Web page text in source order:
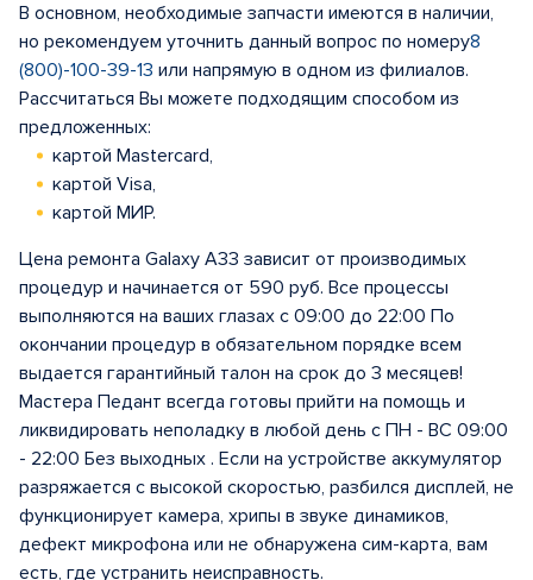
В основном, необходимые запчасти имеются в наличии,
но рекомендуем уточнить данный вопрос по номеру8
(800)-100-39-13 или напрямую в одном из филиалов.
Рассчитаться Вы можете подходящим способом из
предложенных:
картой Mastercard,
картой Visa,
картой МИР.
Цена ремонта Galaxy A33 зависит от производимых
процедур и начинается от 590 руб. Все процессы
выполняются на ваших глазах с 09:00 до 22:00 По
окончании процедур в обязательном порядке всем
выдается гарантийный талон на срок до 3 месяцев!
Мастера Педант всегда готовы прийти на помощь и
ликвидировать неполадку в любой день с ПН - ВС 09:00
- 22:00 Без выходных . Если на устройстве аккумулятор
разряжается с высокой скоростью, разбился дисплей, не
функционирует камера, хрипы в звуке динамиков,
дефект микрофона или не обнаружена сим-карта, вам
есть, где устранить неисправность.